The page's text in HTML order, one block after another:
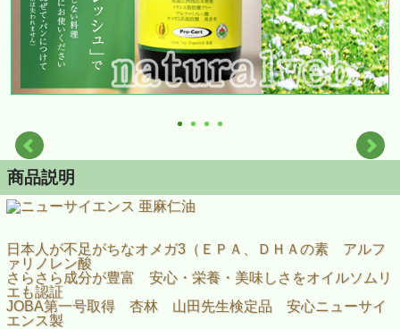
商品説明
日本人が不足がちなオメガ3（ＥＰＡ、ＤＨＡの素 アルフ
ァリノレン酸
さらさら成分が豊富 安心・栄養・美味しさをオイルソムリ
エも認証
JOBA第一号取得 杏林 山田先生検定品 安心ニューサイ
エンス製